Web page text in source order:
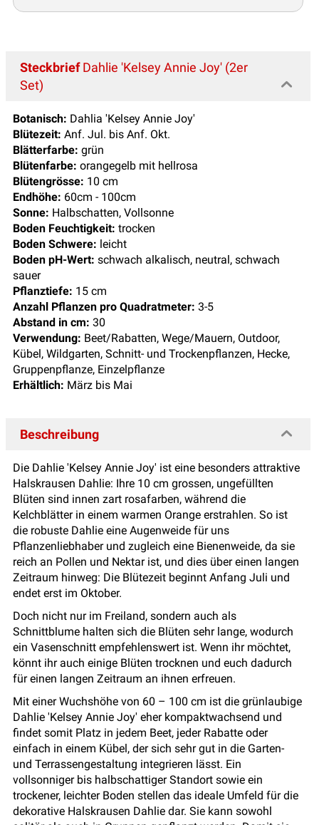
SteckbriefDahlie 'Kelsey Annie Joy' (2er
Set)
Botanisch: Dahlia 'Kelsey Annie Joy'
Blütezeit: Anf. Jul. bis Anf. Okt.
Blätterfarbe: grün
Blütenfarbe: orangegelb mit hellrosa
Blütengrösse: 10 cm
Endhöhe: 60cm - 100cm
Sonne: Halbschatten, Vollsonne
Boden Feuchtigkeit: trocken
Boden Schwere: leicht
Boden pH-Wert: schwach alkalisch, neutral, schwach
sauer
Pflanztiefe: 15 cm
Anzahl Pflanzen pro Quadratmeter: 3-5
Abstand in cm: 30
Verwendung: Beet/Rabatten, Wege/Mauern, Outdoor,
Kübel, Wildgarten, Schnitt- und Trockenpflanzen, Hecke,
Gruppenpflanze, Einzelpflanze
Erhältlich: März bis Mai
Beschreibung
Die Dahlie 'Kelsey Annie Joy' ist eine besonders attraktive
Halskrausen Dahlie: Ihre 10 cm grossen, ungefüllten
Blüten sind innen zart rosafarben, während die
Kelchblätter in einem warmen Orange erstrahlen. So ist
die robuste Dahlie eine Augenweide für uns
Pflanzenliebhaber und zugleich eine Bienenweide, da sie
reich an Pollen und Nektar ist, und dies über einen langen
Zeitraum hinweg: Die Blütezeit beginnt Anfang Juli und
endet erst im Oktober.
Doch nicht nur im Freiland, sondern auch als
Schnittblume halten sich die Blüten sehr lange, wodurch
ein Vasenschnitt empfehlenswert ist. Wenn ihr möchtet,
könnt ihr auch einige Blüten trocknen und euch dadurch
für einen langen Zeitraum an ihnen erfreuen.
Mit einer Wuchshöhe von 60 – 100 cm ist die grünlaubige
Dahlie 'Kelsey Annie Joy' eher kompaktwachsend und
findet somit Platz in jedem Beet, jeder Rabatte oder
einfach in einem Kübel, der sich sehr gut in die Garten-
und Terrassengestaltung integrieren lässt. Ein
vollsonniger bis halbschattiger Standort sowie ein
trockener, leichter Boden stellen das ideale Umfeld für die
dekorative Halskrausen Dahlie dar. Sie kann sowohl